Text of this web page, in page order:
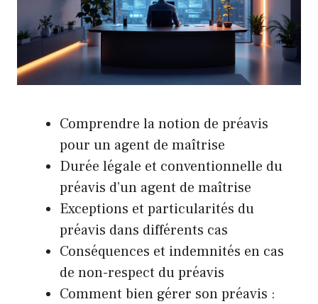
Comprendre la notion de préavis
pour un agent de maîtrise
Durée légale et conventionnelle du
préavis d’un agent de maîtrise
Exceptions et particularités du
préavis dans différents cas
Conséquences et indemnités en cas
de non-respect du préavis
Comment bien gérer son préavis :